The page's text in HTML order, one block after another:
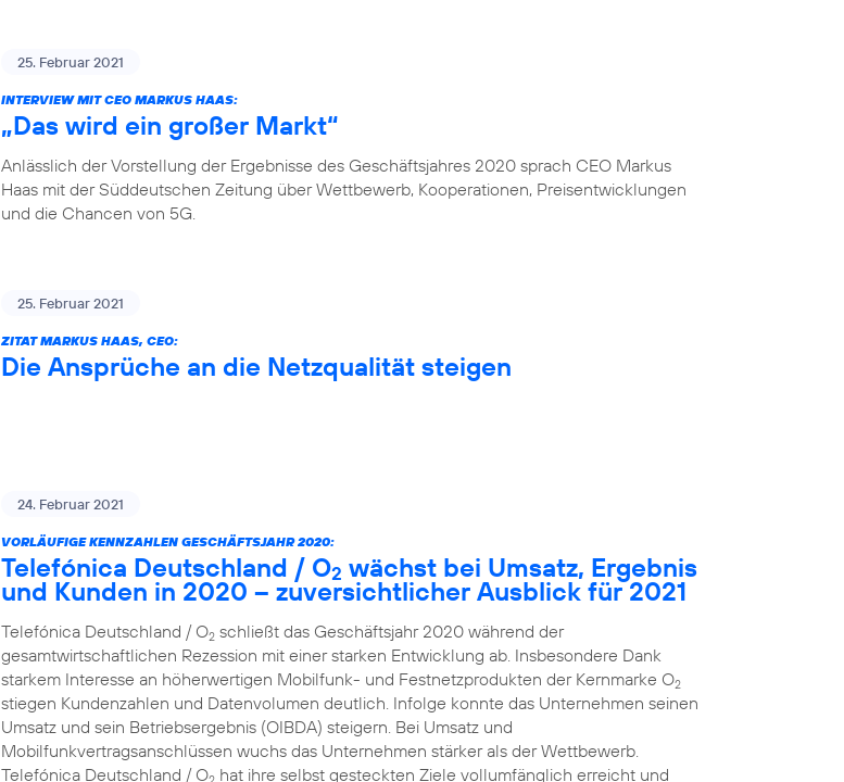
25. Februar 2021
INTERVIEW MIT CEO MARKUS HAAS:
„Das wird ein großer Markt“
Anlässlich der Vorstellung der Ergebnisse des Geschäftsjahres 2020 sprach CEO Markus
Haas mit der Süddeutschen Zeitung über Wettbewerb, Kooperationen, Preisentwicklungen
und die Chancen von 5G.
25. Februar 2021
ZITAT MARKUS HAAS, CEO:
Die Ansprüche an die Netzqualität steigen
24. Februar 2021
VORLÄUFIGE KENNZAHLEN GESCHÄFTSJAHR 2020:
Telefónica Deutschland / O2 wächst bei Umsatz, Ergebnis
und Kunden in 2020 – zuversichtlicher Ausblick für 2021
Telefónica Deutschland / O2 schließt das Geschäftsjahr 2020 während der
gesamtwirtschaftlichen Rezession mit einer starken Entwicklung ab. Insbesondere Dank
starkem Interesse an höherwertigen Mobilfunk- und Festnetzprodukten der Kernmarke O2
stiegen Kundenzahlen und Datenvolumen deutlich. Infolge konnte das Unternehmen seinen
Umsatz und sein Betriebsergebnis (OIBDA) steigern. Bei Umsatz und
Mobilfunkvertragsanschlüssen wuchs das Unternehmen stärker als der Wettbewerb.
Telefónica Deutschland / O hat ihre selbst gesteckten Ziele vollumfänglich erreicht und